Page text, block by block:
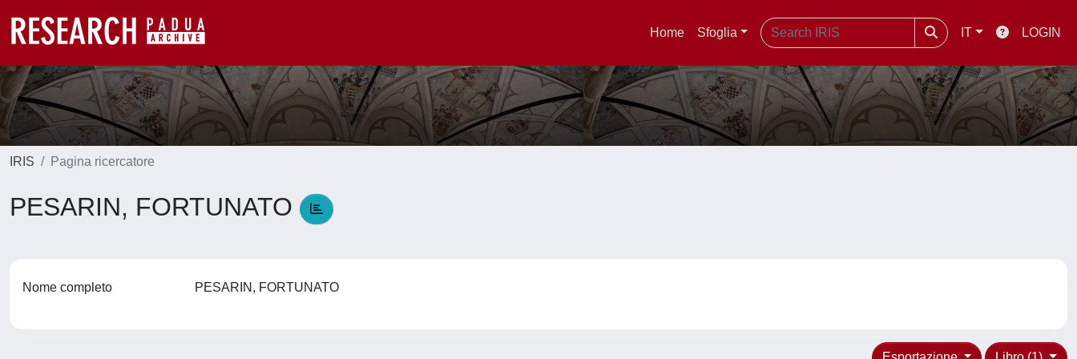
Home Sfoglia IT LOGIN
IRIS Pagina ricercatore
PESARIN, FORTUNATO
Nome completo PESARIN, FORTUNATO